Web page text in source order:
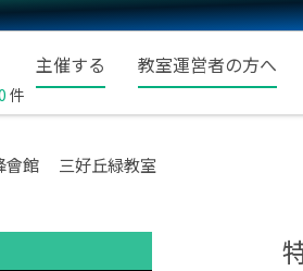
件
主催する 教室運営者の方へ
會館 三好丘緑教室